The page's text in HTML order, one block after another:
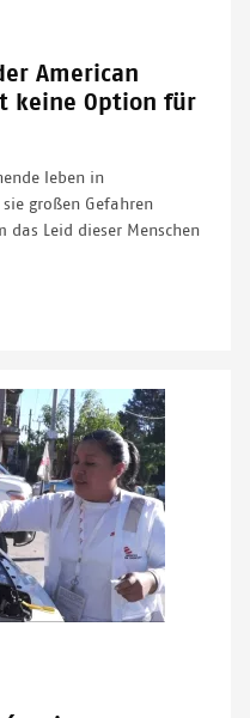
American
keine Option für
leben in
großen Gefahren
Leid dieser Menschen